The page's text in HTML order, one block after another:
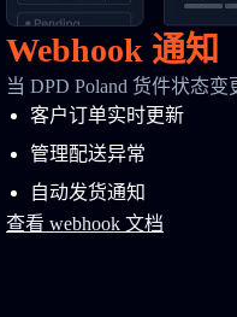
Webhook 通知
当 DPD Poland 货件状态
客户订单实时更新
管理配送异常
自动发货通知
查看 webhook 文档